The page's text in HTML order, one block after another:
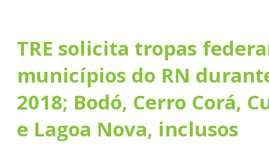
TRE solicita tropas
municípios do RN
2018; Bodó, Cerro Corá,
e Lagoa Nova, inclusos